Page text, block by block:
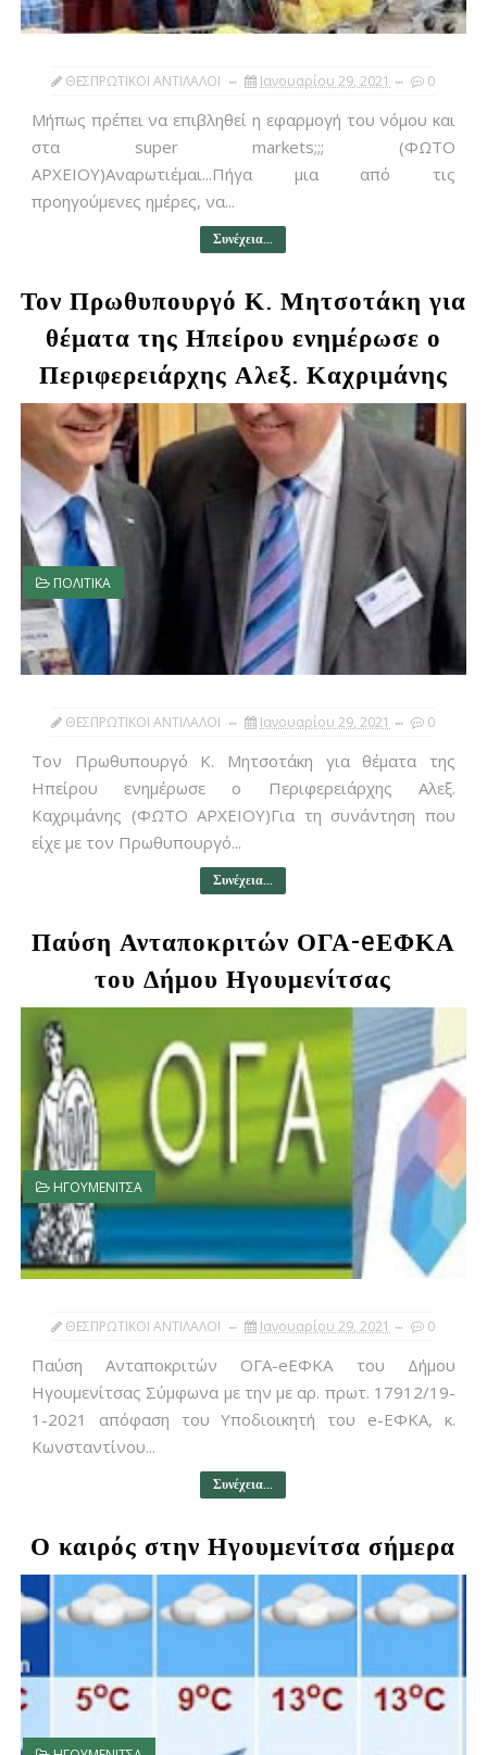
ΘΕΣΠΡΩΤΙΚΟΙ ΑΝΤΙΛΑΛΟΙ Ιανουαρίου 29, 2021 0
Μήπως πρέπει να επιβληθεί η εφαρμογή του νόμου και
στα super markets;;; (ΦΩΤΟ
ΑΡΧΕΙΟΥ)Αναρωτιέμαι...Πήγα μια από τις
προηγούμενες ημέρες, να...
Συνέχεια...
Τον Πρωθυπουργό Κ. Μητσοτάκη για
θέματα της Ηπείρου ενημέρωσε ο
Περιφερειάρχης Αλεξ. Καχριμάνης
ΠΟΛΙΤΙΚΑ
ΘΕΣΠΡΩΤΙΚΟΙ ΑΝΤΙΛΑΛΟΙ Ιανουαρίου 29, 2021 0
Τον Πρωθυπουργό Κ. Μητσοτάκη για θέματα της
Ηπείρου ενημέρωσε ο Περιφερειάρχης Αλεξ.
Καχριμάνης (ΦΩΤΟ ΑΡΧΕΙΟΥ)Για τη συνάντηση που
είχε με τον Πρωθυπουργό...
Συνέχεια...
Παύση Ανταποκριτών ΟΓΑ-eΕΦΚΑ
του Δήμου Ηγουμενίτσας
ΗΓΟΥΜΕΝΙΤΣΑ
ΘΕΣΠΡΩΤΙΚΟΙ ΑΝΤΙΛΑΛΟΙ Ιανουαρίου 29, 2021 0
Παύση Ανταποκριτών ΟΓΑ-eΕΦΚΑ του Δήμου
Ηγουμενίτσας Σύμφωνα με την με αρ. πρωτ. 17912/19-
1-2021 απόφαση του Υποδιοικητή του e-ΕΦΚΑ, κ.
Κωνσταντίνου...
Συνέχεια...
Ο καιρός στην Ηγουμενίτσα σήμερα